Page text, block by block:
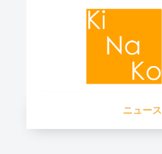
ニュース